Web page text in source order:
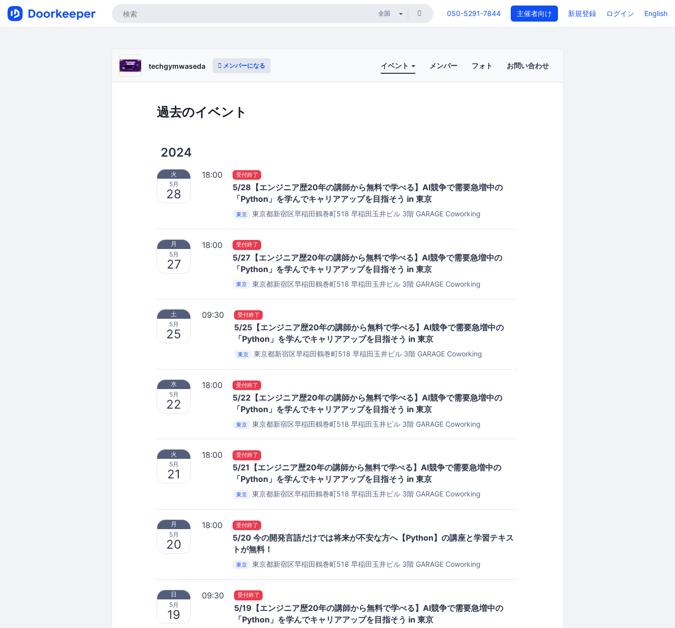
050-5291-7844 主催者向け 新規登録 ログイン English
techgymwaseda メンバーになる イベント メンバー フォト お問い合わせ
過去のイベント
2024
火
5月
28
18:00 受付終了
5/28【エンジニア歴20年の講師から無料で学べる】AI競争で需要急増中の
「Python」を学んでキャリアアップを目指そう in 東京
東京 東京都新宿区早稲田鶴巻町518 早稲田玉井ビル 3階 GARAGE Coworking
月
5月
27
18:00 受付終了
5/27【エンジニア歴20年の講師から無料で学べる】AI競争で需要急増中の
「Python」を学んでキャリアアップを目指そう in 東京
東京 東京都新宿区早稲田鶴巻町518 早稲田玉井ビル 3階 GARAGE Coworking
土
5月
25
09:30 受付終了
5/25【エンジニア歴20年の講師から無料で学べる】AI競争で需要急増中の
「Python」を学んでキャリアアップを目指そう in 東京
東京 東京都新宿区早稲田鶴巻町518 早稲田玉井ビル 3階 GARAGE Coworking
水
5月
22
18:00 受付終了
5/22【エンジニア歴20年の講師から無料で学べる】AI競争で需要急増中の
「Python」を学んでキャリアアップを目指そう in 東京
東京 東京都新宿区早稲田鶴巻町518 早稲田玉井ビル 3階 GARAGE Coworking
火
5月
21
18:00 受付終了
5/21【エンジニア歴20年の講師から無料で学べる】AI競争で需要急増中の
「Python」を学んでキャリアアップを目指そう in 東京
東京 東京都新宿区早稲田鶴巻町518 早稲田玉井ビル 3階 GARAGE Coworking
月
5月
20
18:00 受付終了
5/20 今の開発言語だけでは将来が不安な方へ【Python】の講座と学習テキス
トが無料！
東京 東京都新宿区早稲田鶴巻町518 早稲田玉井ビル 3階 GARAGE Coworking
日
5月
19
09:30 受付終了
5/19【エンジニア歴20年の講師から無料で学べる】AI競争で需要急増中の
「Python」を学んでキャリアアップを目指そう in 東京